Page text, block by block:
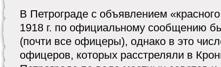
В Петрограде с объявлением
1918 г. по официальному сообщению
(почти все офицеры), однако в это
офицеров, которых расстреляли в